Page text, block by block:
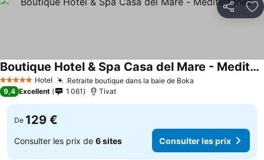
Partager
5 Étoiles Hotel Retraite boutique dans la baie de Boka
Boutique Hotel & Spa Casa del Mare - Mediterraneo
9,4 Excellent 1 061 Tivat
De 129 €
Consulter les prix de 6 sites Consulter les prix